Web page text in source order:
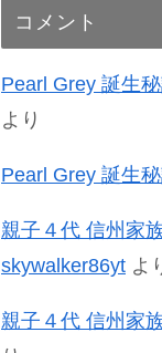
コメント
Pearl Grey 誕生
より
Pearl Grey 誕生
親子４代 信州家
skywalker86yt よ
親子４代 信州家